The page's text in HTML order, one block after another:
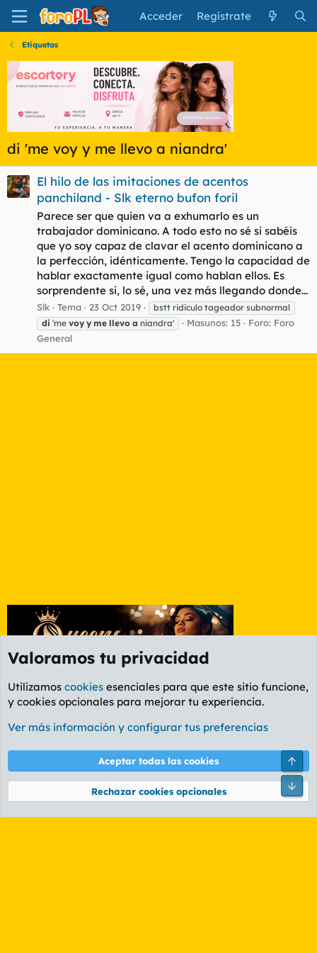
Acceder Regístrate
Etiquetas
di 'me voy y me llevo a niandra'
El hilo de las imitaciones de acentos
panchiland - Slk eterno bufon foril
Parece ser que quien va a exhumarlo es un
trabajador dominicano. A todo esto no sé si sabéis
que yo soy capaz de clavar el acento dominicano a
la perfección, idénticamente. Tengo la capacidad de
hablar exactamente igual como hablan ellos. Es
sorprendente si, lo sé, una vez más llegando donde...
Slk Tema 23 Oct 2019
bstt ridiculo tageador subnormal
di 'me voy y me llevo a niandra' Masunos: 15 Foro: Foro
General
Etiquetas
Cookies
PL OLDSTYLE AMARILLO
Términos y reglas Política de privacidad Ayuda
Community platform by XenForo® © 2010-2026 XenForo Ltd.
Valoramos tu privacidad
Utilizamos cookies esenciales para que este sitio funcione,
y cookies opcionales para mejorar tu experiencia.
Ver más información y configurar tus preferencias
Aceptar todas las cookies
Rechazar cookies opcionales
Pie